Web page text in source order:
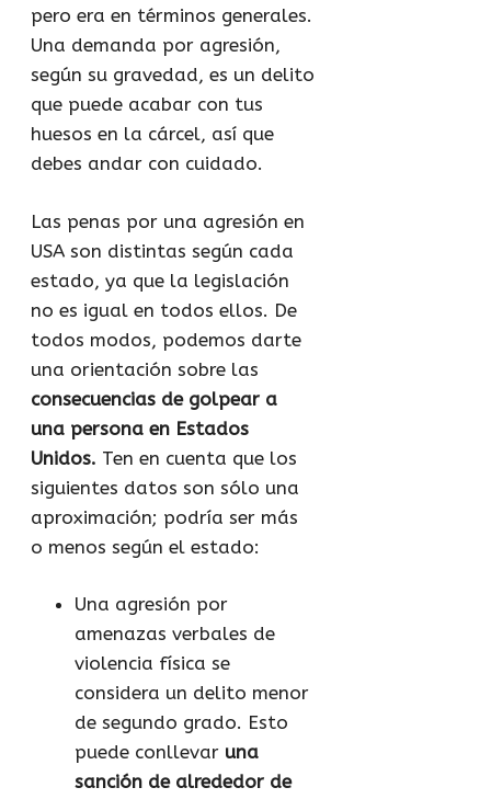
pero era en términos generales.
Una demanda por agresión,
según su gravedad, es un delito
que puede acabar con tus
huesos en la cárcel, así que
debes andar con cuidado.
Las penas por una agresión en
USA son distintas según cada
estado, ya que la legislación
no es igual en todos ellos. De
todos modos, podemos darte
una orientación sobre las
consecuencias de golpear a
una persona en Estados
Unidos. Ten en cuenta que los
siguientes datos son sólo una
aproximación; podría ser más
o menos según el estado:
Una agresión por
amenazas verbales de
violencia física se
considera un delito menor
de segundo grado. Esto
puede conllevar una
sanción de alrededor de